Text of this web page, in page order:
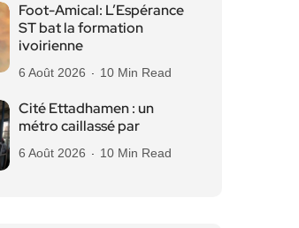
Foot-Amical: L’Espérance
ST bat la formation
ivoirienne
6 Août 2026 10 Min Read
Cité Ettadhamen : un
métro caillassé par
6 Août 2026 10 Min Read